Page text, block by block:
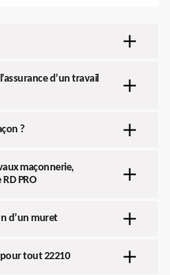
d’un travail
?
maçonnerie,
PRO
d’un muret
tout 22210